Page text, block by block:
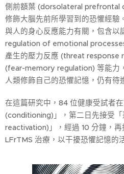
側前額葉 (dorsolateral prefrontal
修飾大腦先前所學習到的恐懼經驗
與人的身心反應能力有關，包含
regulation of emotional
產生的壓力反應 (threat response
(fear-memory regulation) 等能力
人類修飾自己的恐懼記憶，仍有待
在這篇研究中，84 位健康受試者
(conditioning)」，第二日先接受
reactivation)」，經過 10 分鐘，再
LFrTMS 治療，以干擾恐懼記憶的